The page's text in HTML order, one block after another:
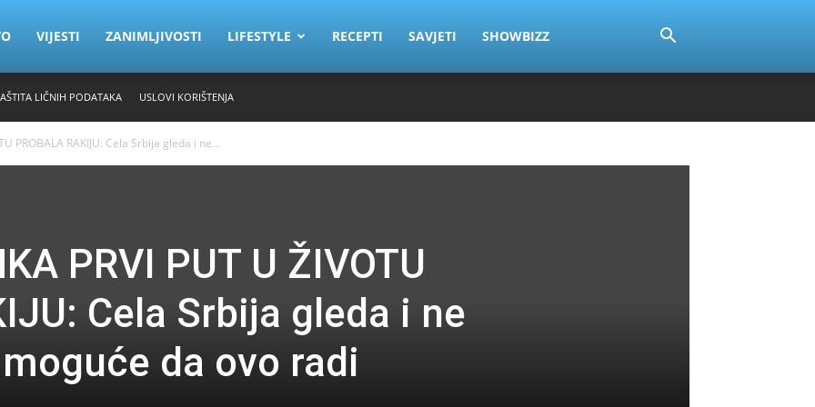
VIJESTI ZANIMLJIVOSTI LIFESTYLE RECEPTI SAVJETI SHOWBIZZ
LIČNIH PODATAKA USLOVI KORIŠTENJA
PROBALA RAKIJU: Cela Srbija gleda i ne...
PRVI PUT U ŽIVOTU
Cela Srbija gleda i ne
da ovo radi